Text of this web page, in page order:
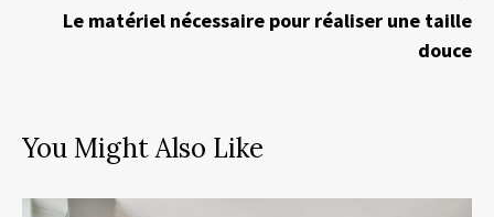
Le matériel nécessaire pour réaliser une taille
douce
You Might Also Like